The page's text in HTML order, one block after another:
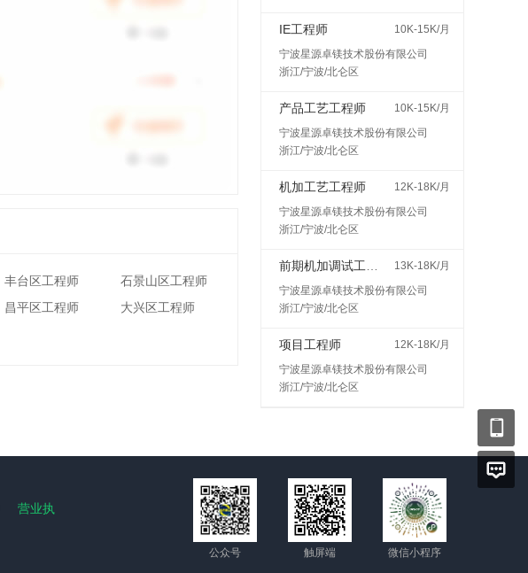
丰台区工程师
石景山区工程师
昌平区工程师
大兴区工程师
IE工程师
10K-15K/月
宁波星源卓镁技术股份有限公司
浙江/宁波/北仑区
产品工艺工程师
10K-15K/月
宁波星源卓镁技术股份有限公司
浙江/宁波/北仑区
机加工艺工程师
12K-18K/月
宁波星源卓镁技术股份有限公司
浙江/宁波/北仑区
13K-18K/月
宁波星源卓镁技术股份有限公司
浙江/宁波/北仑区
项目工程师
12K-18K/月
宁波星源卓镁技术股份有限公司
浙江/宁波/北仑区
营业执
公众号 触屏端 微信小程序